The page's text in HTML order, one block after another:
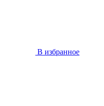
В избранное